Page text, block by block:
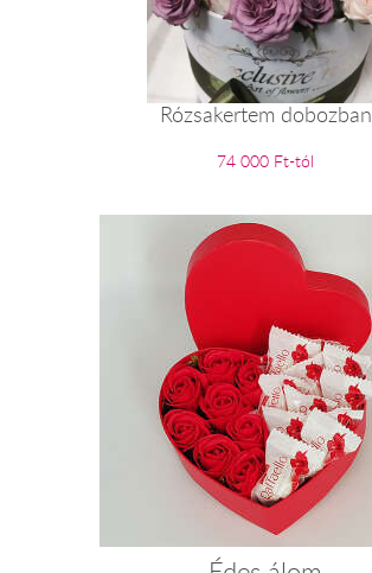
Rózsakertem dobozban
74 000 Ft-tól